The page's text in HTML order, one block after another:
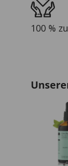
100 %